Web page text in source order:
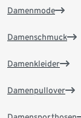
Damenmode
Damenschmuck
Damenkleider
Damenpullover